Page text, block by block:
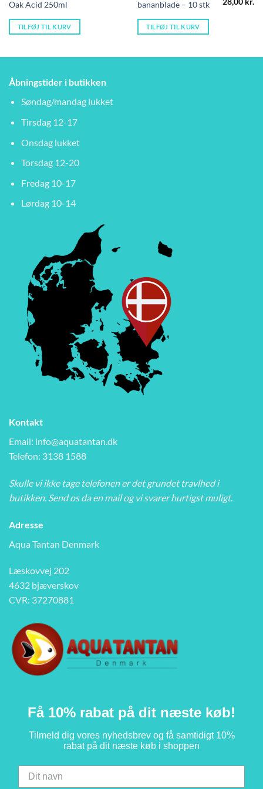
Oak Acid 250ml
TILFØJ TIL KURV
bananblade – 10 stk
TILFØJ TIL KURV
Åbningstider i butikken
Søndag/mandag lukket
Tirsdag 12-17
Onsdag lukket
Torsdag 12-20
Fredag 10-17
Lørdag 10-14
Kontakt
Email: info@aquatantan.dk
Telefon: 3138 1588
Skulle vi ikke tage telefonen er det grundet travlhed i
butikken. Send os da en mail og vi svarer hurtigst muligt.
Adresse
Aqua Tantan Denmark
Læskovvej 202
4632 bjæverskov
CVR: 37270881
Få 10% rabat på dit næste køb!
Tilmeld dig vores nyhedsbrev og få samtidigt 10%
rabat på dit næste køb i shoppen